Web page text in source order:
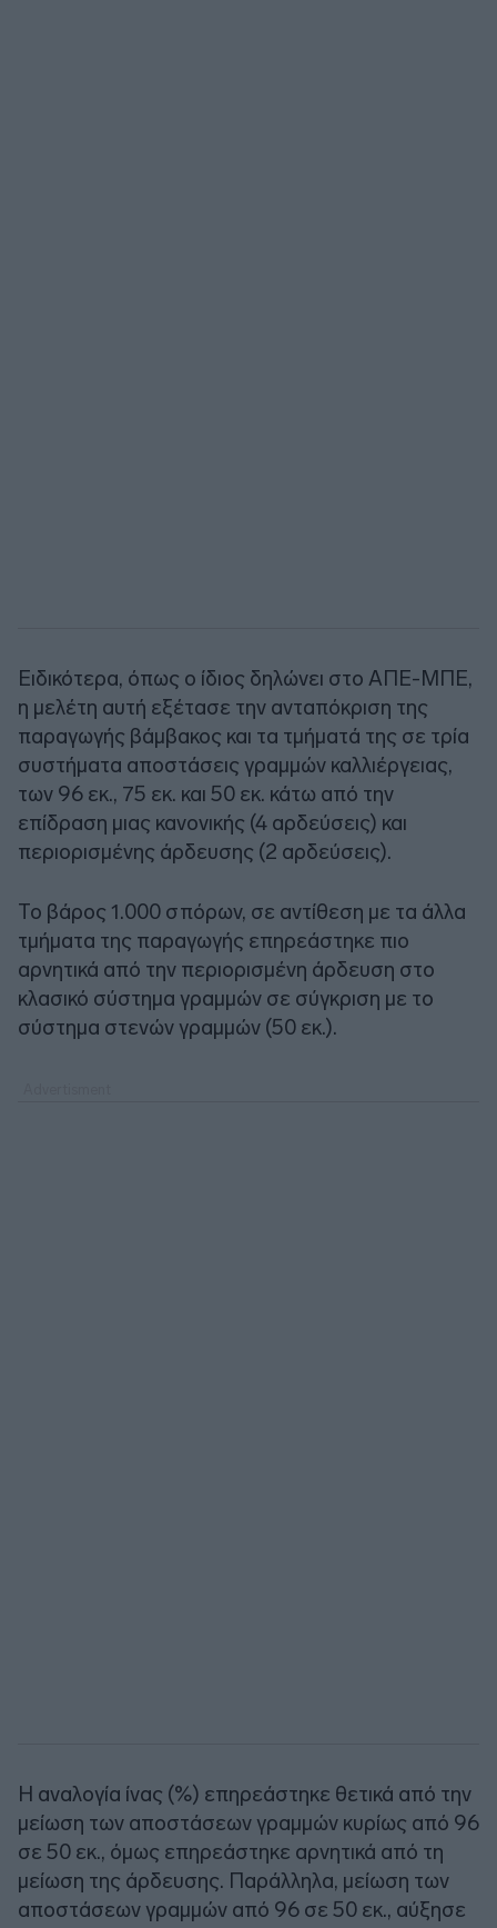
Ειδικότερα, όπως ο ίδιος δηλώνει στο ΑΠΕ-ΜΠΕ,
η μελέτη αυτή εξέτασε την ανταπόκριση της
παραγωγής βάμβακος και τα τμήματά της σε τρία
συστήματα αποστάσεις γραμμών καλλιέργειας,
των 96 εκ., 75 εκ. και 50 εκ. κάτω από την
επίδραση μιας κανονικής (4 αρδεύσεις) και
περιορισμένης άρδευσης (2 αρδεύσεις).
Το βάρος 1.000 σπόρων, σε αντίθεση με τα άλλα
τμήματα της παραγωγής επηρεάστηκε πιο
αρνητικά από την περιορισμένη άρδευση στο
κλασικό σύστημα γραμμών σε σύγκριση με το
σύστημα στενών γραμμών (50 εκ.).
Η αναλογία ίνας (%) επηρεάστηκε θετικά από την
μείωση των αποστάσεων γραμμών κυρίως από 96
σε 50 εκ., όμως επηρεάστηκε αρνητικά από τη
μείωση της άρδευσης. Παράλληλα, μείωση των
αποστάσεων γραμμών από 96 σε 50 εκ., αύξησε